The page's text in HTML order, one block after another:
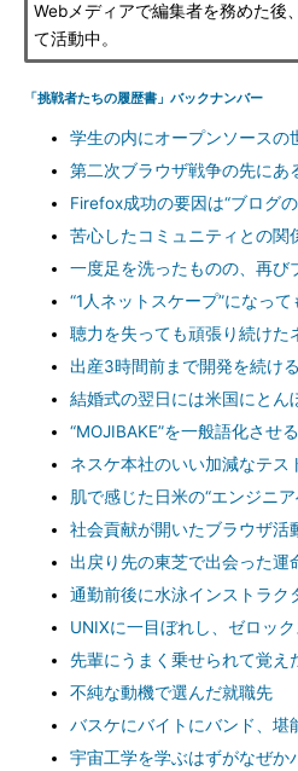
Webメディアで編集者を務めた後
て活動中。
「挑戦者たちの履歴書」バックナンバー
学生の内にオープンソースの
第二次ブラウザ戦争の先にあ
Firefox成功の要因は“ブログ
苦心したコミュニティとの関
一度足を洗ったものの、再び
“1人ネットスケープ”になっ
聴力を失っても頑張り続けた
出産3時間前まで開発を続ける
結婚式の翌日には米国にとん
“MOJIBAKE”を一般語化させる
ネスケ本社のいい加減なテス
肌で感じた日米の“エンジニ
社会貢献が開いたブラウザ活
出戻り先の東芝で出会った運
通勤前後に水泳インストラク
UNIXに一目ぼれし、ゼロッ
先輩にうまく乗せられて覚え
不純な動機で選んだ就職先
バスケにバイトにバンド、堪
宇宙工学を学ぶはずがなぜか